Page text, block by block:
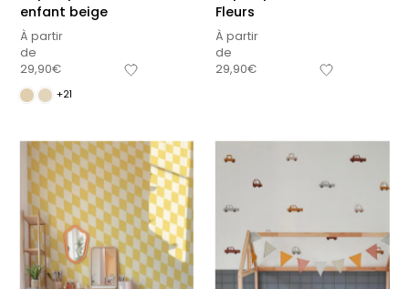
enfant beige
À partir
de
29,90€
+21
Fleurs
À partir
de
29,90€